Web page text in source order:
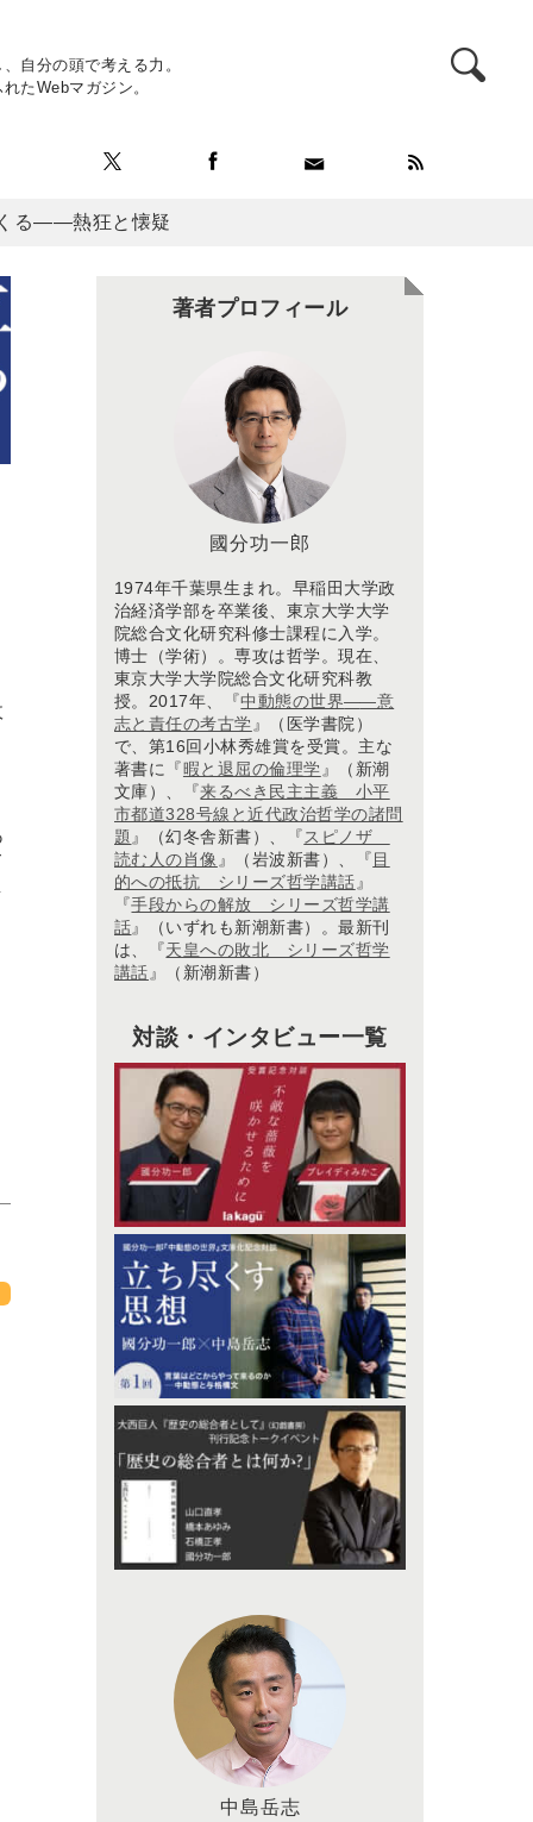
自分の頭で考える力。
たWebマガジン。
る――熱狂と懐疑
著者プロフィール
國分功一郎
1974年千葉県生まれ。早稲田大学政
治経済学部を卒業後、東京大学大学
院総合文化研究科修士課程に入学。
博士（学術）。専攻は哲学。現在、
東京大学大学院総合文化研究科教
授。2017年、『中動態の世界――意
志と責任の考古学 』（医学書院）
で、第16回小林秀雄賞を受賞。主な
著書に『暇と退屈の倫理学 』（新潮
文庫）、『来るべき民主主義 小平
市都道328号線と近代政治哲学の諸問
題 』（幻冬舎新書）、『スピノザ
読む人の肖像 』（岩波新書）、『目
的への抵抗 シリーズ哲学講話 』
『手段からの解放 シリーズ哲学講
話』（いずれも新潮新書）。最新刊
は、『天皇への敗北 シリーズ哲学
講話 』（新潮新書）
対談・インタビュー一覧
中島岳志